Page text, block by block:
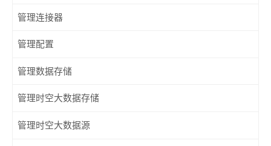
管理连接器
管理配置
管理数据存储
管理时空大数据存储
管理时空大数据源